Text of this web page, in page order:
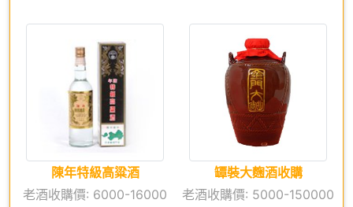
陳年特級高粱酒
老酒收購價: 6000-16000
罈裝大麴酒收購
老酒收購價: 5000-150000